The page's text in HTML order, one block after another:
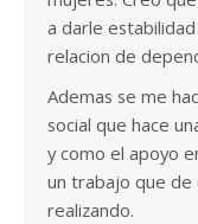
a darle
relacion de
Ademas se me
social que hace
y como el apoyo
un trabajo que de
realizando.